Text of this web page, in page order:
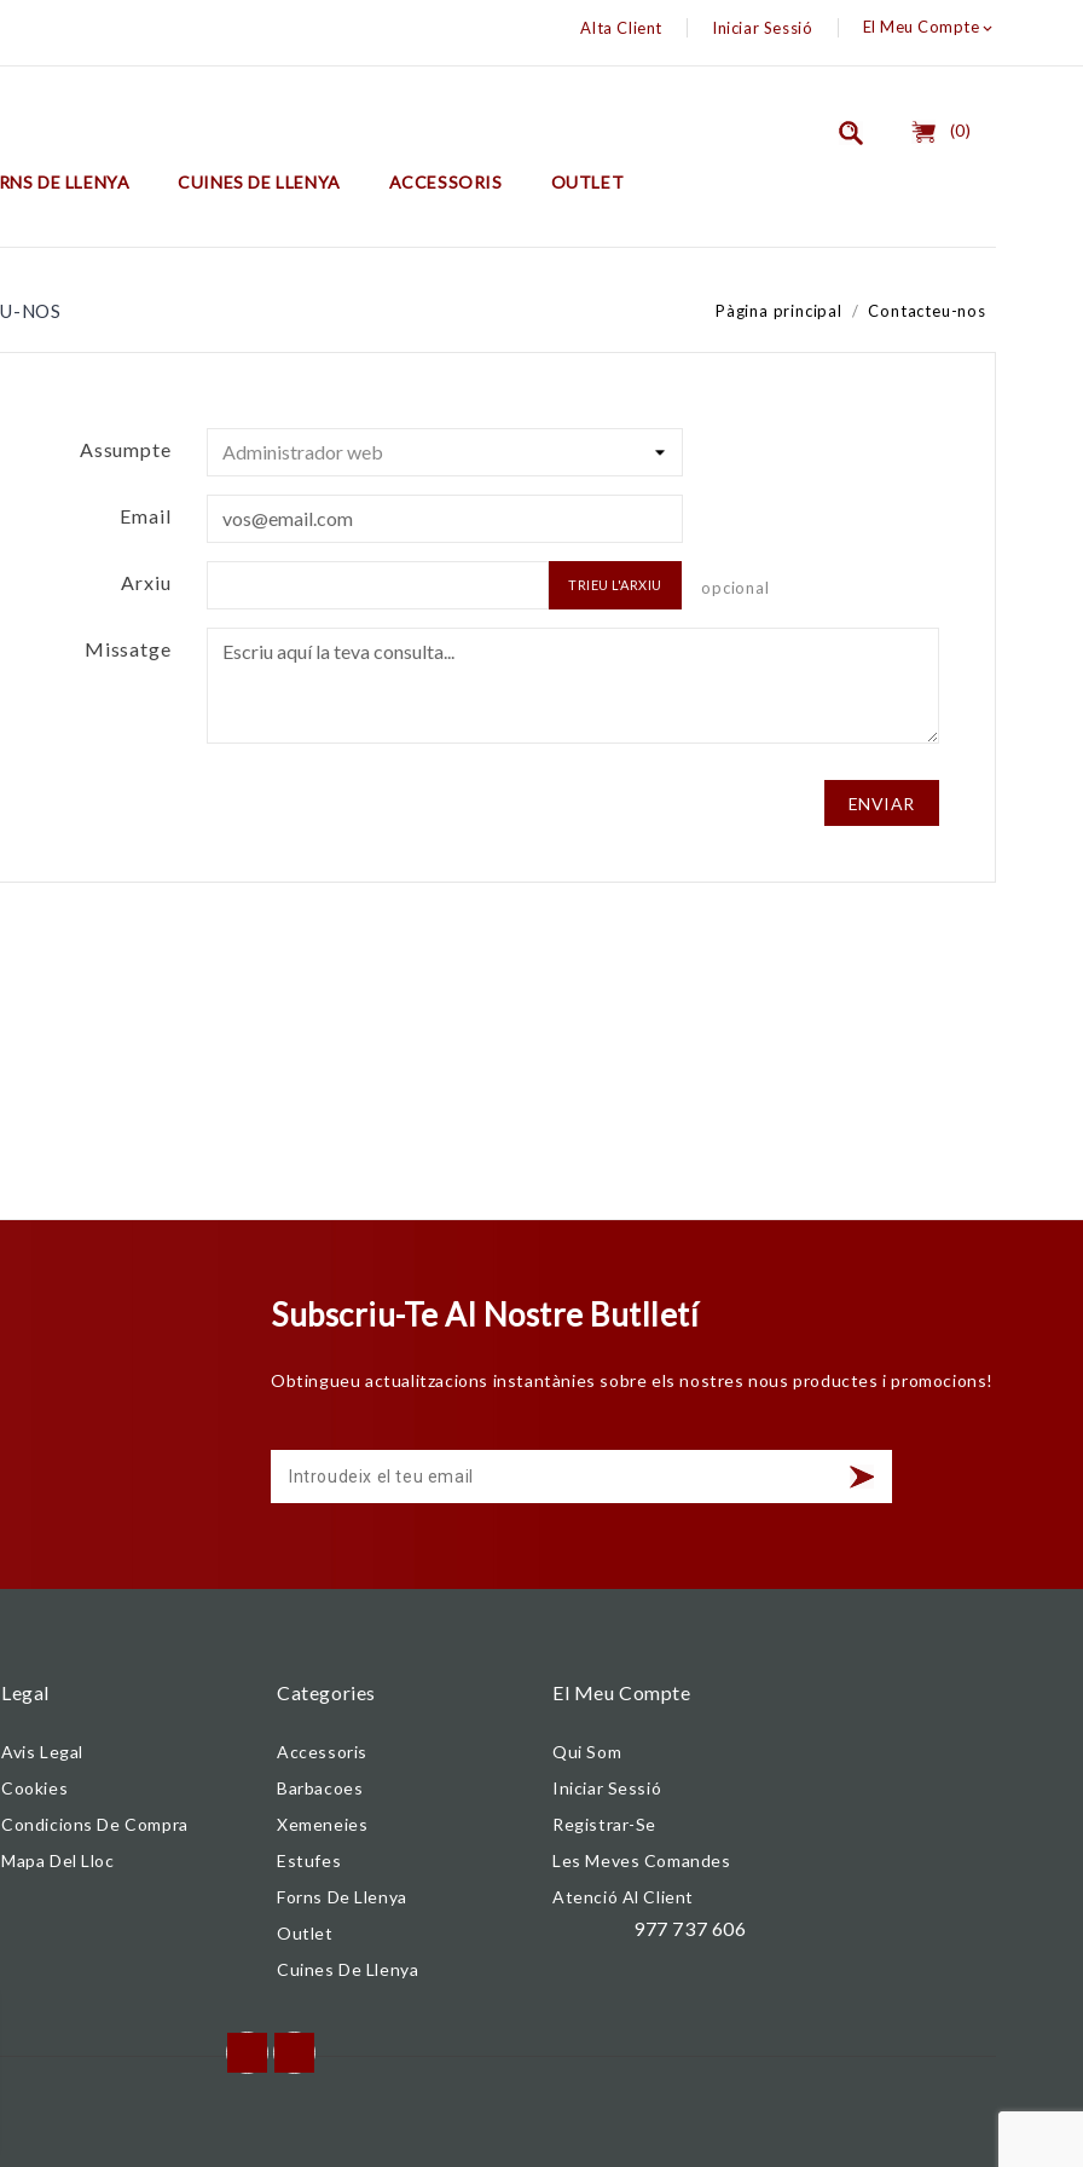
El Meu Compte 
Alta Client Iniciar Sessió
(0)
DE LLENYA CUINES DE LLENYA ACCESSORIS OUTLET
NOS Pàgina principal Contacteu-nos
Assumpte
Email
Arxiu TRIEU L'ARXIU opcional
Missatge
Subscriu-Te Al Nostre Butlletí
Obtingueu actualitzacions instantànies sobre els nostres nous productes i promocions!
Legal
Avis Legal
Cookies
Condicions De Compra
Mapa Del Lloc
Categories
Accessoris
Barbacoes
Xemeneies
Estufes
Forns De Llenya
Outlet
Cuines De Llenya
El Meu Compte
Qui Som
Iniciar Sessió
Registrar-Se
Les Meves Comandes
Atenció Al Client
977 737 606
FacebookInstagram